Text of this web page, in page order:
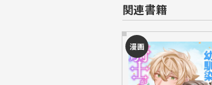
関連書籍
漫画